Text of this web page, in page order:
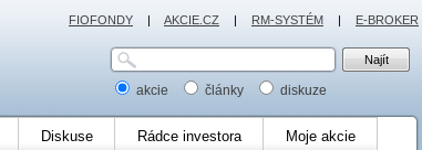
akcie články diskuze
Diskuse Rádce investora Moje akcie
FIOFONDY | AKCIE.CZ | RM-SYSTÉM | E-BROKER